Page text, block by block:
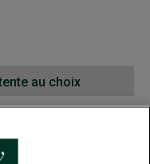
au choix